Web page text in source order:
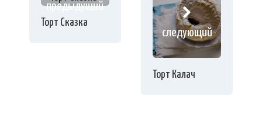
предыдущий
Торт Сказка
следующий
Торт Калач